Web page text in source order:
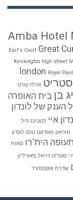
Amba Hotel
Earl's Court Great
Kensington high street
london Royal
ארלז קורט
בן בית האופרה
הענק של לונדון
איי לנוטינג היל
מוזיאון מאדאם טוסו לונדון
הית'רו סאות
סטריט רויאל פאוויליון
שדרת אוקספורד